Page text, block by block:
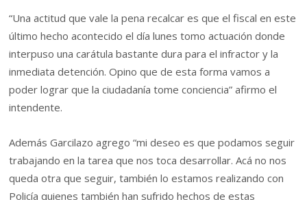
“Una actitud que vale la pena recalcar es que el fiscal en este
último hecho acontecido el día lunes tomo actuación donde
interpuso una carátula bastante dura para el infractor y la
inmediata detención. Opino que de esta forma vamos a
poder lograr que la ciudadanía tome conciencia” afirmo el
intendente.
Además Garcilazo agrego “mi deseo es que podamos seguir
trabajando en la tarea que nos toca desarrollar. Acá no nos
queda otra que seguir, también lo estamos realizando con
Policía quienes también han sufrido hechos de estas